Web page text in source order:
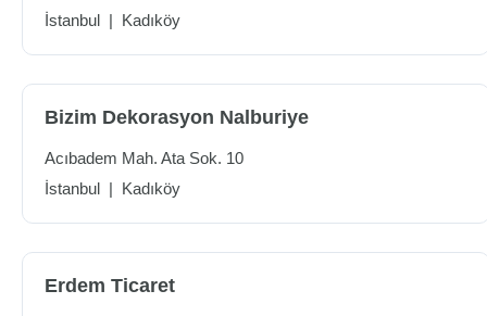
İstanbul | Kadıköy
Bizim Dekorasyon Nalburiye
Acıbadem Mah. Ata Sok. 10
İstanbul | Kadıköy
Erdem Ticaret